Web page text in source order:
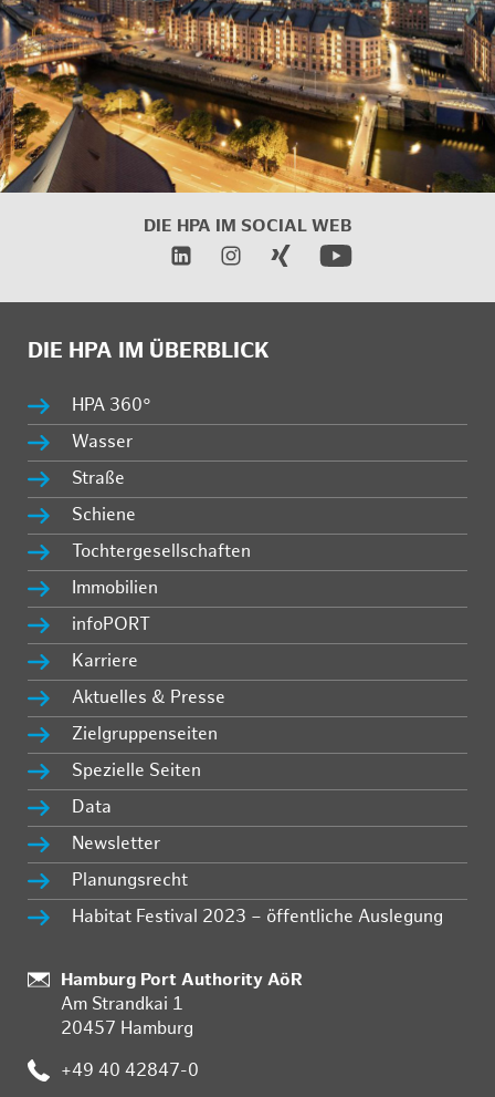
DIE HPA IM SOCIAL WEB
DIE HPA IM ÜBERBLICK
HPA 360°
Wasser
Straße
Schiene
Tochtergesellschaften
Immobilien
infoPORT
Karriere
Aktuelles & Presse
Zielgruppenseiten
Spezielle Seiten
Data
Newsletter
Planungsrecht
Habitat Festival 2023 – öffentliche Auslegung
:
Hamburg Port Authority AöR
Am Strandkai 1
20457 Hamburg
: +49 40 42847-0